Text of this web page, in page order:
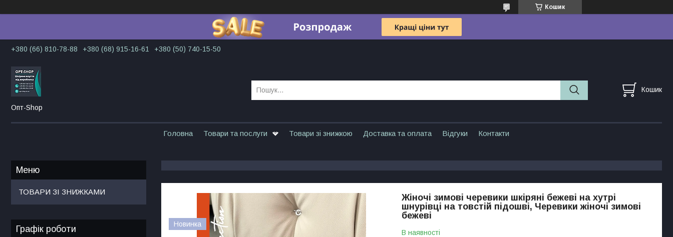
Кошик
+380 (66) 810-78-88 +380 (68) 915-16-61 +380 (50) 740-15-50
Опт-Shop
Кошик
Головна Товари та послуги Товари зі знижкою Доставка та оплата Відгуки Контакти
Новинка
Жіночі зимові черевики шкіряні бежеві на хутрі
шнурівці на товстій підошві, Черевики жіночі зимові
бежеві
В наявності
ТОВАРИ ЗІ ЗНИЖКАМИ
Графік роботи